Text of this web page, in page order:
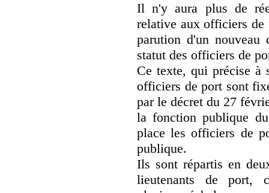
Il n'y aura plus de
relative aux officiers de
parution d'un nouveau
statut des officiers de
Ce texte, qui précise à
officiers de port sont
par le décret du 27
la fonction publique
place les officiers de
publique.
Ils sont répartis en
lieutenants de port,